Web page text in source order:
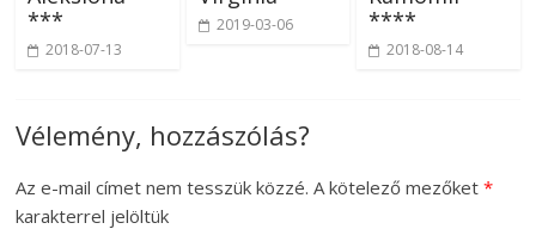
***
2018-07-13
2019-03-06
****
2018-08-14
Vélemény, hozzászólás?
Az e-mail címet nem tesszük közzé. A kötelező mezőket*
karakterrel jelöltük